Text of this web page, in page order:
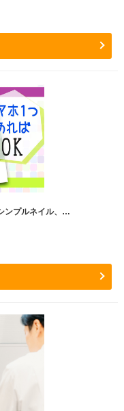
ンプルネイル、…